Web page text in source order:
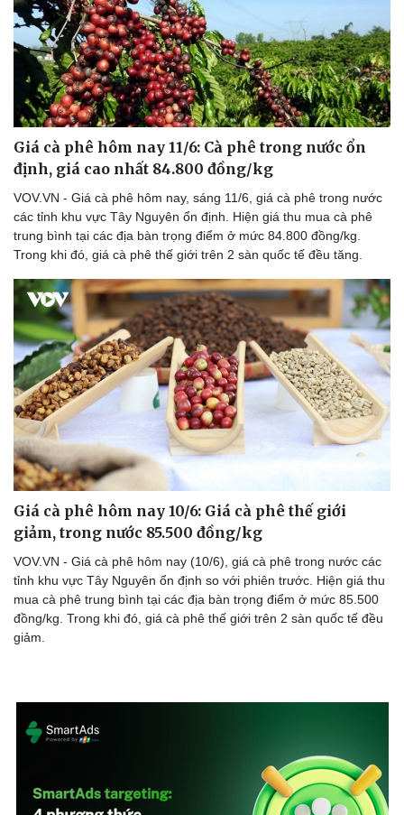
Doanh nghiệp
Thông tin doanh nghiệp
Doanh nghiệp 24h
Doanh nhân
Vì cộng đồng
Công nghệ
Sành điệu
Tin Công nghệ
Trải nghiệm
Chuyển đổi số
Giá cà phê hôm nay 11/6: Cà phê trong nước ổn
định, giá cao nhất 84.800 đồng/kg
VOV.VN - Giá cà phê hôm nay, sáng 11/6, giá cà phê trong nước
các tỉnh khu vực Tây Nguyên ổn định. Hiện giá thu mua cà phê
trung bình tại các địa bàn trọng điểm ở mức 84.800 đồng/kg.
Trong khi đó, giá cà phê thế giới trên 2 sàn quốc tế đều tăng.
Giá cà phê hôm nay 10/6: Giá cà phê thế giới
giảm, trong nước 85.500 đồng/kg
VOV.VN - Giá cà phê hôm nay (10/6), giá cà phê trong nước các
tỉnh khu vực Tây Nguyên ổn định so với phiên trước. Hiện giá thu
mua cà phê trung bình tại các địa bàn trọng điểm ở mức 85.500
đồng/kg. Trong khi đó, giá cà phê thế giới trên 2 sàn quốc tế đều
giảm.